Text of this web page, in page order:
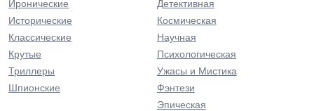
Иронические
Исторические
Классические
Крутые
Триллеры
Шпионские
Детективная
Космическая
Научная
Психологическая
Ужасы и Мистика
Фэнтези
Эпическая